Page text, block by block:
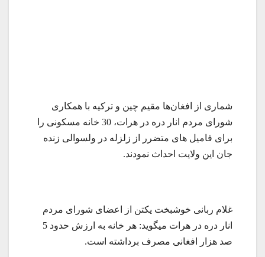
شماری از افغان‌ها مقیم چین و ترکیه با همکاری
شورای مردم انار دره در هرات، 30 خانه مسکونی را
برای فامیل های متضرر از زلزله در ولسوالی زنده
جان این ولایت احداث نمودند.
غلام ربانی خوشبخت یکتن از اعضای شورای مردم
انار دره در هرات میگوید: هر خانه به ارزش حدود 5
صد هزار افغانی مصرف برداشته است.